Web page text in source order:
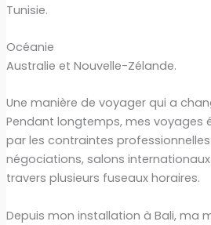
Tunisie.
Océanie
Australie et Nouvelle-Zélande.
Une manière de voyager qui a
Pendant longtemps, mes voyages
par les contraintes professionnelles
négociations, salons
travers plusieurs fuseaux horaires.
Depuis mon installation à Bali, ma